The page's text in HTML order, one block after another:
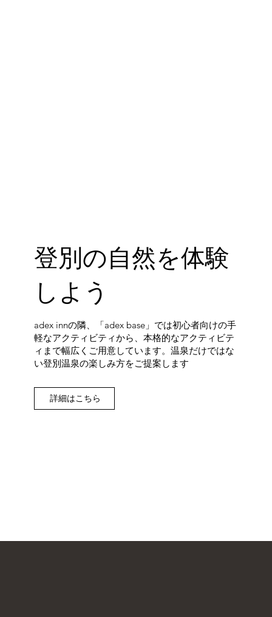
登別の自然を体験
しよう
adex innの隣、「adex base」では初心者向けの手
軽なアクティビティから、本格的なアクティビテ
ィまで幅広くご用意しています。温泉だけではな
い登別温泉の楽しみ方をご提案します
詳細はこちら